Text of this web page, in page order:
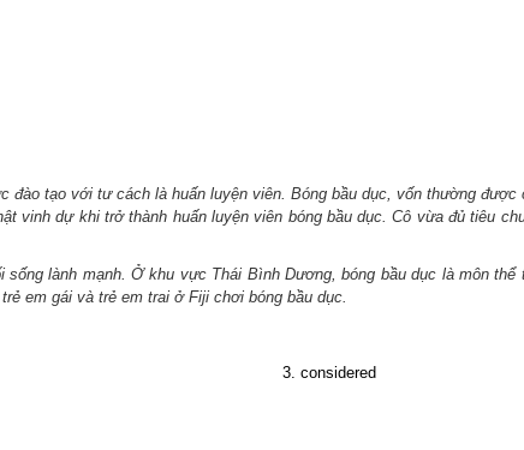
tạo với tư cách là huấn luyện viên. Bóng bầu dục, vốn thường được
dự khi trở thành huấn luyện viên bóng bầu dục. Cô vừa đủ tiêu
lành mạnh. Ở khu vực Thái Bình Dương, bóng bầu dục là môn thể
em gái và trẻ em trai ở Fiji chơi bóng bầu dục.
3. considered